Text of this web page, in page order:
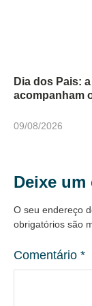
Dia dos Pais:
acompanham
09/08/2026
Deixe
O seu endereço
obrigatórios são
Comentário *